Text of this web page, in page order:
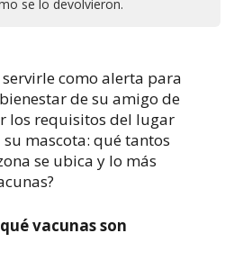
se lo devolvieron.
como alerta para
de su amigo de
los requisitos del lugar
mascota: qué tantos
se ubica y lo más
vacunas son